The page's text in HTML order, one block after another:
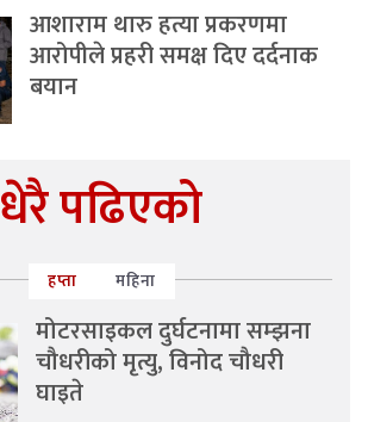
आशाराम थारु हत्या प्रकरणमा
आरोपीले प्रहरी समक्ष दिए दर्दनाक
बयान
धेरै पढिएको
हप्ता महिना
मोटरसाइकल दुर्घटनामा सम्झना
चौधरीको मृत्यु, विनोद चौधरी
घाइते